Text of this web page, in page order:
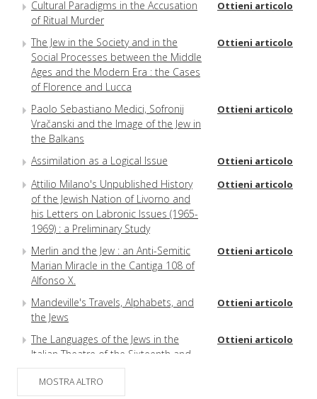
Cultural Paradigms in the Accusation
of Ritual Murder
Ottieni articolo
The Jew in the Society and in the
Social Processes between the Middle
Ages and the Modern Era : the Cases
of Florence and Lucca
Ottieni articolo
Paolo Sebastiano Medici, Sofronij
Vračanski and the Image of the Jew in
the Balkans
Ottieni articolo
Assimilation as a Logical Issue Ottieni articolo
Attilio Milano's Unpublished History
of the Jewish Nation of Livorno and
his Letters on Labronic Issues (1965-
1969) : a Preliminary Study
Ottieni articolo
Merlin and the Jew : an Anti-Semitic
Marian Miracle in the Cantiga 108 of
Alfonso X.
Ottieni articolo
Mandeville's Travels, Alphabets, and
the Jews
Ottieni articolo
The Languages of the Jews in the
Italian Theatre of the Sixteenth and
Seventeenth Centuries : a Study of
Fifty Texts
Ottieni articolo
MOSTRA ALTRO